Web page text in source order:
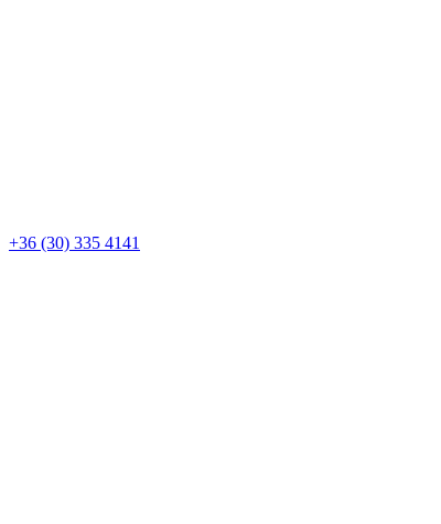
+36 (30) 335 4141